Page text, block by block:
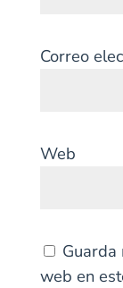
Correo
Web
web en